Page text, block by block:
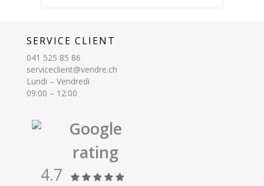
SERVICE CLIENT
041 525 85 86
serviceclient@vendre.ch
Lundi – Vendredi
09:00 – 12:00
Google
rating
4.7